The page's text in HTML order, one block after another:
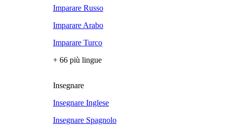
Imparare Russo
Imparare Arabo
Imparare Turco
+ 66 più lingue
Insegnare
Insegnare Inglese
Insegnare Spagnolo